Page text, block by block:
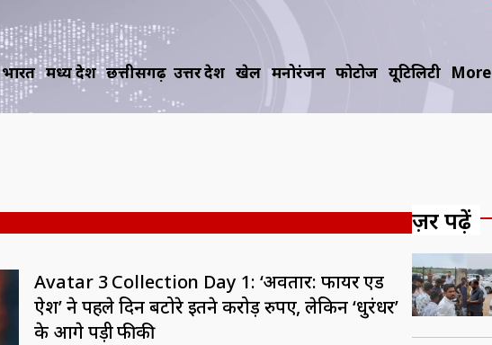
भारत मध्य प्रदेश छत्तीसगढ़ उत्तर प्रदेश खेल मनोरंजन फोटोज यूटिलिटी More
Avatar 3 Collection Day 1: ‘अवतार: फायर एंड
ऐश’ ने पहले दिन बटोरे इतने करोड़ रुपए, लेकिन ‘धुरंधर’
के आगे पड़ी फीकी
ज़रूर पढ़ें